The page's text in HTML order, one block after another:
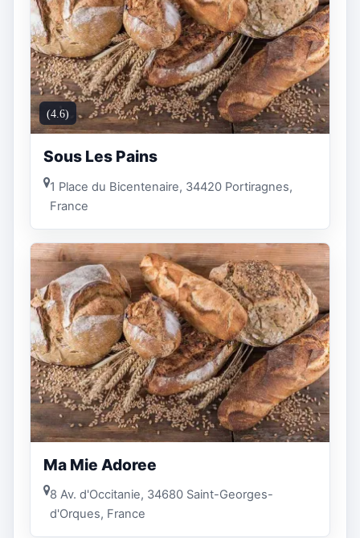
(4.6)
Sous Les Pains
1 Place du Bicentenaire, 34420 Portiragnes,
France
Ma Mie Adoree
8 Av. d'Occitanie, 34680 Saint-Georges-
d'Orques, France